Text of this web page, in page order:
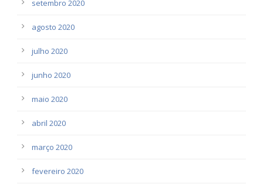
setembro 2020
agosto 2020
julho 2020
junho 2020
maio 2020
abril 2020
março 2020
fevereiro 2020